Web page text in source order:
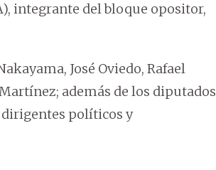
integrante del bloque opositor,
José Oviedo, Rafael
además de los diputados
dirigentes políticos y